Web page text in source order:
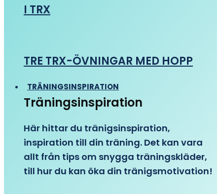
I TRX
TRE TRX-ÖVNINGAR MED HOPP
TRÄNINGSINSPIRATION
Träningsinspiration
Här hittar du tränigsinspiration,
inspiration till din träning. Det kan vara
allt från tips om snygga träningskläder,
till hur du kan öka din tränigsmotivation!